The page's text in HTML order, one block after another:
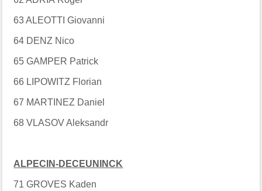
63 ALEOTTI Giovanni
64 DENZ Nico
65 GAMPER Patrick
66 LIPOWITZ Florian
67 MARTINEZ Daniel
68 VLASOV Aleksandr
ALPECIN-DECEUNINCK
71 GROVES Kaden